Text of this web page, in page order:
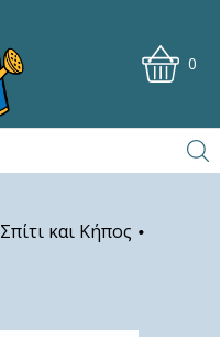
0
Σπίτι και Κήπος •